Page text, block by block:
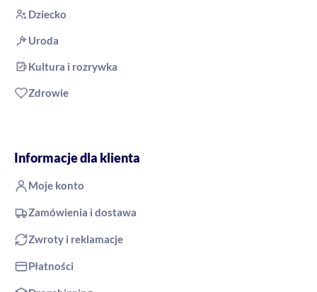
Dziecko
Uroda
Kultura i rozrywka
Zdrowie
Informacje dla klienta
Moje konto
Zamówienia i dostawa
Zwroty i reklamacje
Płatności